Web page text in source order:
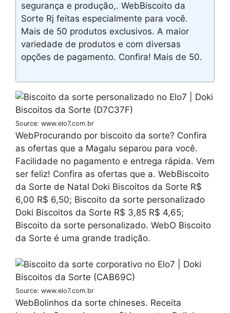
segurança e produção,. WebBiscoito da
Sorte Rj feitas especialmente para você.
Mais de 50 produtos exclusivos. A maior
variedade de produtos e com diversas
opções de pagamento. Confira! Mais de 50.
Source: www.elo7.com.br
WebProcurando por biscoito da sorte? Confira
as ofertas que a Magalu separou para você.
Facilidade no pagamento e entrega rápida. Vem
ser feliz! Confira as ofertas que a. WebBiscoito
da Sorte de Natal Doki Biscoitos da Sorte R$
6,00 R$ 6,50; Biscoito da sorte personalizado
Doki Biscoitos da Sorte R$ 3,85 R$ 4,65;
Biscoito da sorte personalizado. WebO Biscoito
da Sorte é uma grande tradição.
Source: www.elo7.com.br
WebBolinhos da sorte chineses. Receita